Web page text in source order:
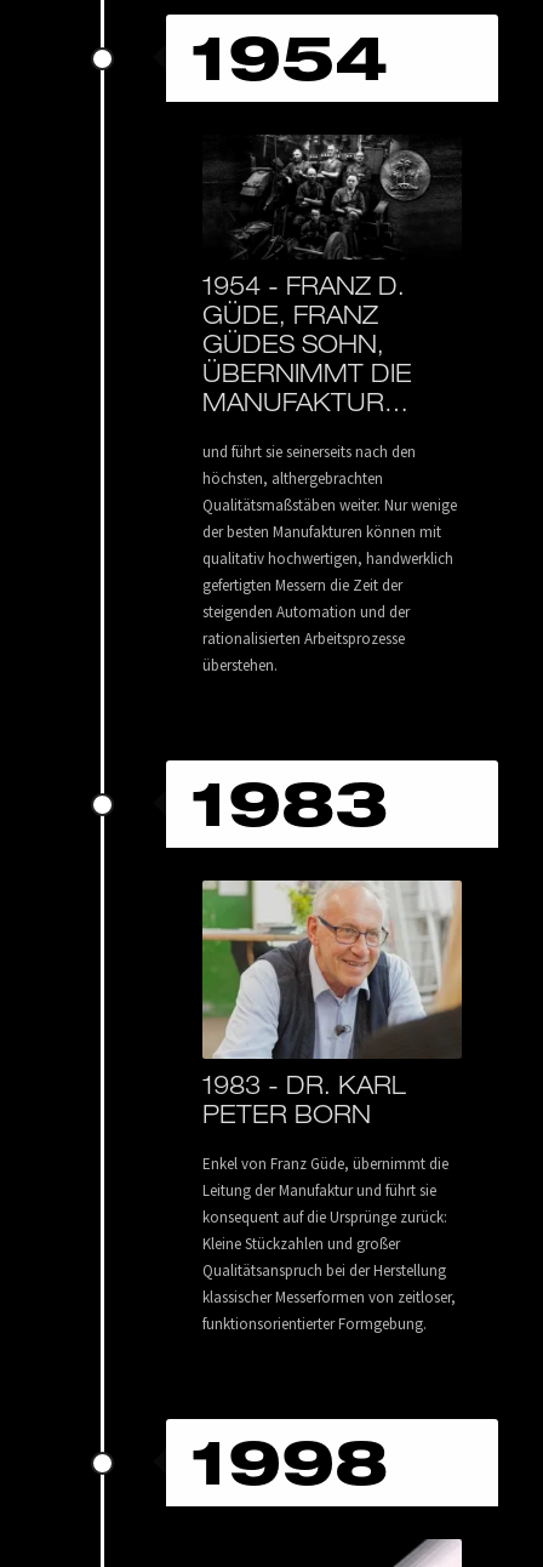
1954
1954 - FRANZ D.
GÜDE, FRANZ
GÜDES SOHN,
ÜBERNIMMT DIE
MANUFAKTUR…
und führt sie seinerseits nach den
höchsten, althergebrachten
Qualitätsmaßstäben weiter. Nur wenige
der besten Manufakturen können mit
qualitativ hochwertigen, handwerklich
gefertigten Messern die Zeit der
steigenden Automation und der
rationalisierten Arbeitsprozesse
überstehen.
1983
1983 - DR. KARL
PETER BORN
Enkel von Franz Güde, übernimmt die
Leitung der Manufaktur und führt sie
konsequent auf die Ursprünge zurück:
Kleine Stückzahlen und großer
Qualitätsanspruch bei der Herstellung
klassischer Messerformen von zeitloser,
funktionsorientierter Formgebung.
1998